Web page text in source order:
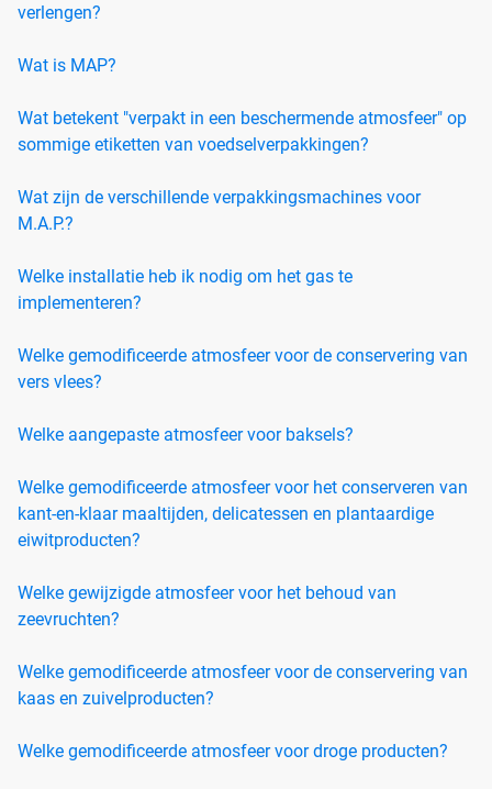
verlengen?
Wat is MAP?
Wat betekent "verpakt in een beschermende atmosfeer" op
sommige etiketten van voedselverpakkingen?
Wat zijn de verschillende verpakkingsmachines voor
M.A.P.?
Welke installatie heb ik nodig om het gas te
implementeren?
Welke gemodificeerde atmosfeer voor de conservering van
vers vlees?
Welke aangepaste atmosfeer voor baksels?
Welke gemodificeerde atmosfeer voor het conserveren van
kant-en-klaar maaltijden, delicatessen en plantaardige
eiwitproducten?
Welke gewijzigde atmosfeer voor het behoud van
zeevruchten?
Welke gemodificeerde atmosfeer voor de conservering van
kaas en zuivelproducten?
Welke gemodificeerde atmosfeer voor droge producten?